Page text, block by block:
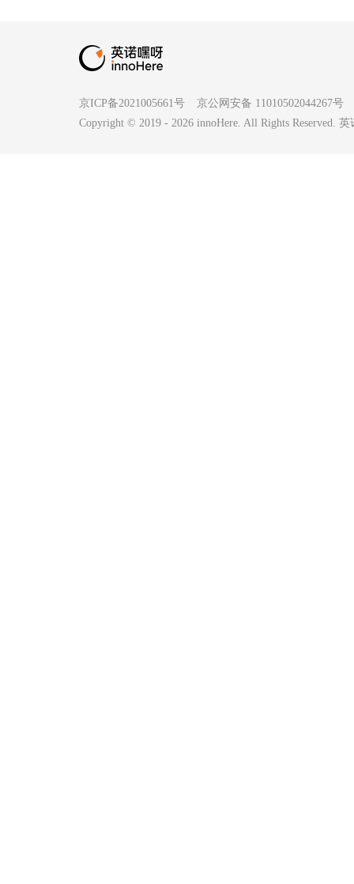
京ICP备2021005661号
京公网安备 11010502044267号
Copyright © 2019 - 2026 innoHere. All Rights Reserved.